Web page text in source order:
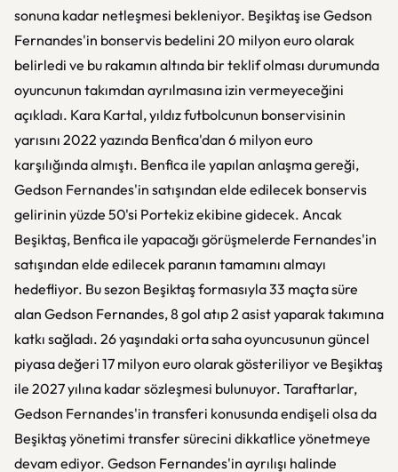
sonuna kadar netleşmesi bekleniyor. Beşiktaş ise Gedson
Fernandes'in bonservis bedelini 20 milyon euro olarak
belirledi ve bu rakamın altında bir teklif olması durumunda
oyuncunun takımdan ayrılmasına izin vermeyeceğini
açıkladı. Kara Kartal, yıldız futbolcunun bonservisinin
yarısını 2022 yazında Benfica'dan 6 milyon euro
karşılığında almıştı. Benfica ile yapılan anlaşma gereği,
Gedson Fernandes'in satışından elde edilecek bonservis
gelirinin yüzde 50'si Portekiz ekibine gidecek. Ancak
Beşiktaş, Benfica ile yapacağı görüşmelerde Fernandes'in
satışından elde edilecek paranın tamamını almayı
hedefliyor. Bu sezon Beşiktaş formasıyla 33 maçta süre
alan Gedson Fernandes, 8 gol atıp 2 asist yaparak takımına
katkı sağladı. 26 yaşındaki orta saha oyuncusunun güncel
piyasa değeri 17 milyon euro olarak gösteriliyor ve Beşiktaş
ile 2027 yılına kadar sözleşmesi bulunuyor. Taraftarlar,
Gedson Fernandes'in transferi konusunda endişeli olsa da
Beşiktaş yönetimi transfer sürecini dikkatlice yönetmeye
devam ediyor. Gedson Fernandes'in ayrılışı halinde